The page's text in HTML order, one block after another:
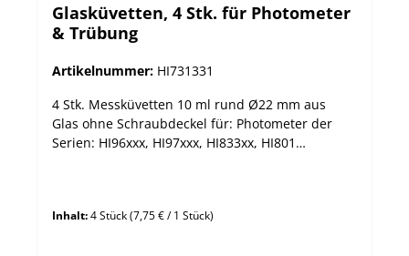
Glasküvetten, 4 Stk. für Photometer
& Trübung
Artikelnummer: HI731331
4 Stk. Messküvetten 10 ml rund Ø22 mm aus
Glas ohne Schraubdeckel für: Photometer der
Serien: HI96xxx, HI97xxx, HI833xx, HI801
Inhalt:4 Stück(7,75 € / 1 Stück)